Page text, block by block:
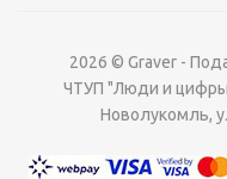
2026 © Graver -
ЧТУП "Люди и
Новолукомль,